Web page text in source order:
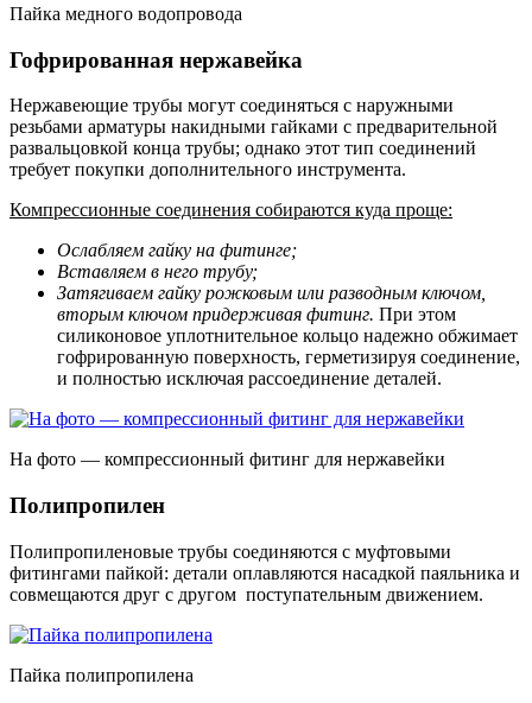
Пайка медного водопровода
Гофрированная нержавейка
Нержавеющие трубы могут соединяться с наружными
резьбами арматуры накидными гайками с предварительной
развальцовкой конца трубы; однако этот тип соединений
требует покупки дополнительного инструмента.
Компрессионные соединения собираются куда проще:
Ослабляем гайку на фитинге;
Вставляем в него трубу;
Затягиваем гайку рожковым или разводным ключом,
вторым ключом придерживая фитинг. При этом
силиконовое уплотнительное кольцо надежно обжимает
гофрированную поверхность, герметизируя соединение,
и полностью исключая рассоединение деталей.
На фото — компрессионный фитинг для нержавейки
Полипропилен
Полипропиленовые трубы соединяются с муфтовыми
фитингами пайкой: детали оплавляются насадкой паяльника и
совмещаются друг с другом поступательным движением.
Пайка полипропилена